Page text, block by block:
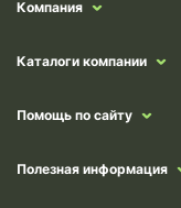
Компания
Каталоги компании
Помощь по сайту
Полезная информация